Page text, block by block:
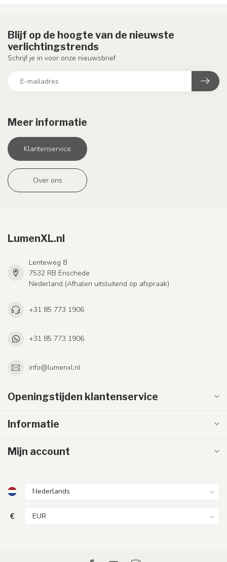
Meer informatie
Klantenservice
Over ons
Blijf op de hoogte van de nieuwste
verlichtingstrends
Schrijf je in voor onze nieuwsbrief.
LumenXL.nl
Lenteweg 8
7532 RB Enschede
Nederland (Afhalen uitsluitend op afspraak)
+31 85 773 1906
+31 85 773 1906
info@lumenxl.nl
Openingstijden klantenservice
Informatie
Mijn account
€